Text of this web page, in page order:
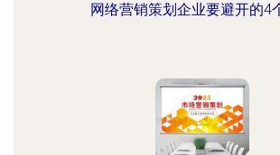
网络营销策划企业要避开的4